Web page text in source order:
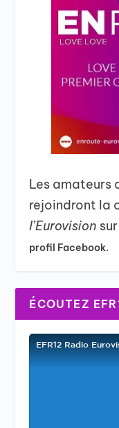
Les amateurs
rejoindront la
l’Eurovision
profil Facebook.
ÉCOUTEZ